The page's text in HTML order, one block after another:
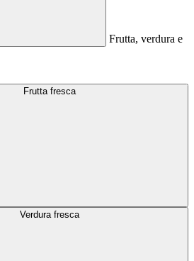
Frutta, verdura e
Frutta fresca
Verdura fresca